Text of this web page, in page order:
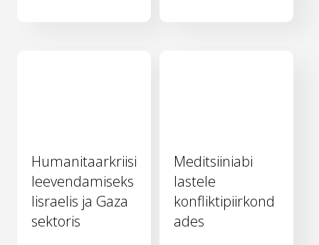
Humanitaarkriisi
leevendamiseks
Iisraelis ja Gaza
sektoris
Meditsiiniabi
lastele
konfliktipiirkond
ades